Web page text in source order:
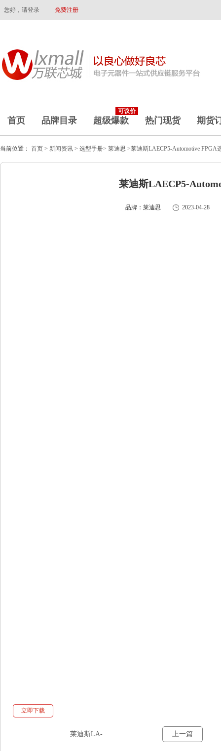
您好，请登录 免费注册
首页 品牌目录
可议价
超级爆款 热门现货 期货
当前位置： 首页 > 新闻资讯 > 选型手册> 莱迪思 >莱迪斯LAECP5-Automotive FPGA
莱迪斯LAECP5-
品牌：莱迪思 2023-04-28
立即下载
莱迪斯LA-
上一篇